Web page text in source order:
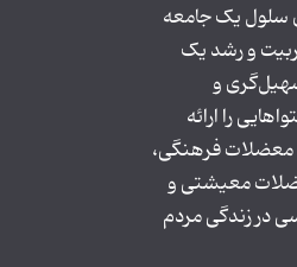
سلول یک جامعه
و رشد یک
و
را ارائه
معضلات فرهنگی،
معیشتی و
در زندگی مردم